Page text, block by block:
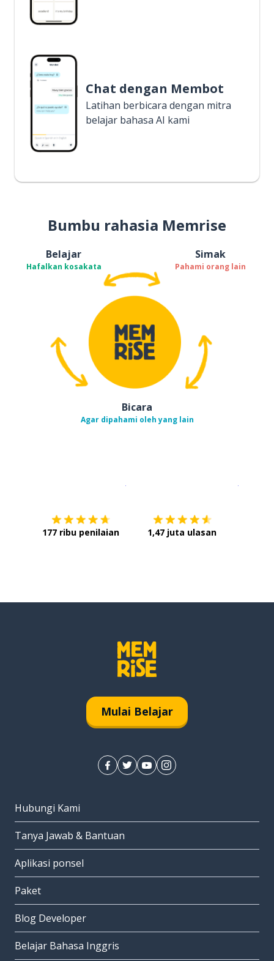
Chat dengan Membot
Latihan berbicara dengan mitra
belajar bahasa AI kami
Bumbu rahasia Memrise
Belajar
Hafalkan kosakata
Simak
Pahami orang lain
Bicara
Agar dipahami oleh yang lain
177 ribu penilaian 1,47 juta ulasan
Mulai Belajar
Hubungi Kami
Tanya Jawab & Bantuan
Aplikasi ponsel
Paket
Blog Developer
Belajar Bahasa Inggris